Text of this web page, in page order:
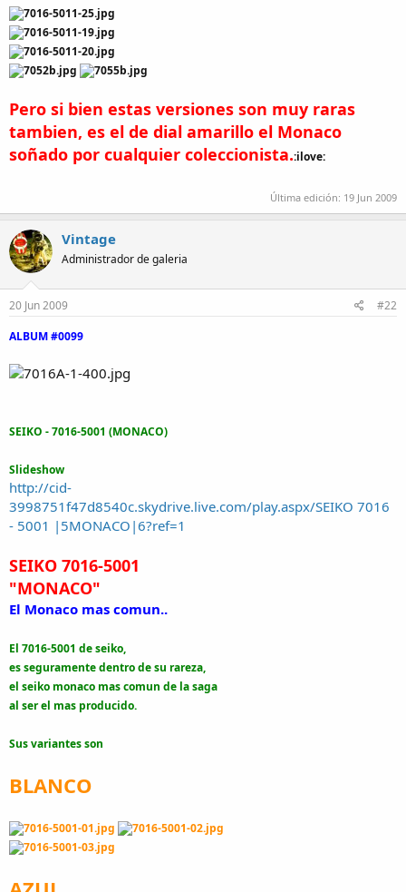
Pero si bien estas versiones son muy raras
tambien, es el de dial amarillo el Monaco
soñado por cualquier coleccionista.:ilove:
Última edición: 19 Jun 2009
Vintage
Administrador de galeria
20 Jun 2009
#22
ALBUM #0099
SEIKO - 7016-5001 (MONACO)
Slideshow
http://cid-
3998751f47d8540c.skydrive.live.com/play.aspx/SEIKO 7016
- 5001 |5MONACO|6?ref=1
SEIKO 7016-5001
"MONACO"
El Monaco mas comun..
El 7016-5001 de seiko,
es seguramente dentro de su rareza,
el seiko monaco mas comun de la saga
al ser el mas producido.
Sus variantes son
BLANCO